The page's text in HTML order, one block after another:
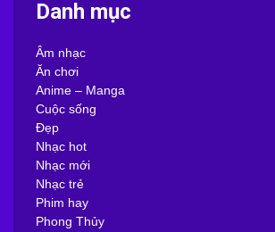
Danh mục
Âm nhạc
Ăn chơi
Anime – Manga
Cuộc sống
Đẹp
Nhạc hot
Nhạc mới
Nhạc trẻ
Phim hay
Phong Thủy